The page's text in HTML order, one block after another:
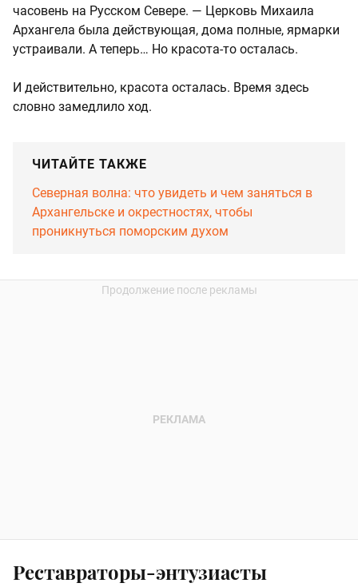
часовень на Русском Севере. — Церковь Михаила
Архангела была действующая, дома полные, ярмарки
устраивали. А теперь… Но красота-то осталась.
И действительно, красота осталась. Время здесь
словно замедлило ход.
ЧИТАЙТЕ ТАКЖЕ
Северная волна: что увидеть и чем заняться в
Архангельске и окрестностях, чтобы
проникнуться поморским духом
Реставраторы-энтузиасты